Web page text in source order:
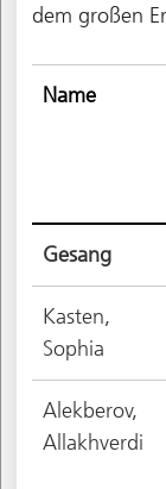
dem großen
Name
Gesang
Kasten,
Sophia
Alekberov,
Allakhverdi